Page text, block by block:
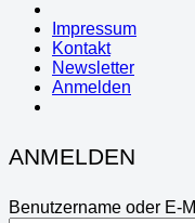
Impressum
Kontakt
Newsletter
Anmelden
ANMELDEN
Benutzername oder E-